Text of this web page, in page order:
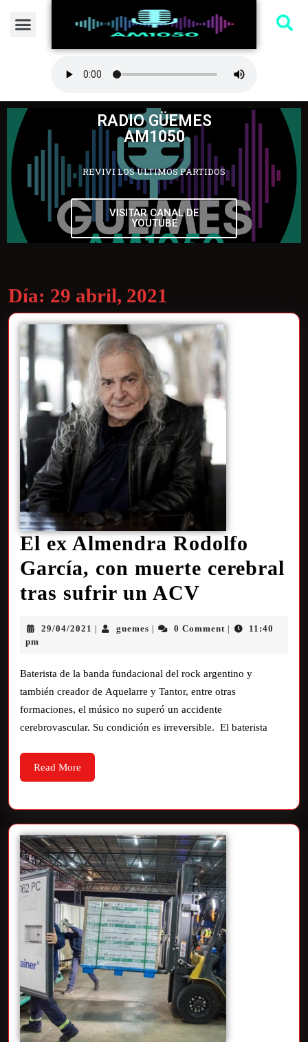
RADIO GÜEMES
AM1050
REVIVI LOS ULTIMOS PARTIDOS
VISITAR CANAL DE
YOUTUBE
Día: 29 abril, 2021
El ex Almendra Rodolfo
García, con muerte cerebral
tras sufrir un ACV
29/04/2021 guemes 0 Comment
11:40
pm
Baterista de la banda fundacional del rock argentino y
también creador de Aquelarre y Tantor, entre otras
formaciones, el músico no superó un accidente
cerebrovascular. Su condición es irreversible. El baterista
Read More